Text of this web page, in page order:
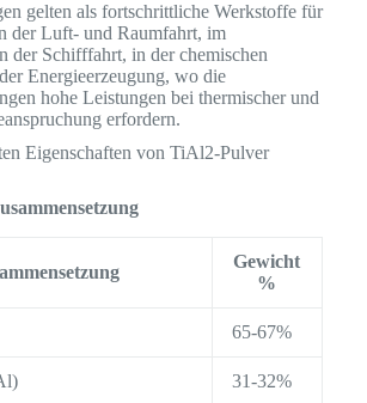
gelten als fortschrittliche Werkstoffe für
der Luft- und Raumfahrt, im
der Schifffahrt, in der chemischen
Energieerzeugung, wo die
hohe Leistungen bei thermischer und
erfordern.
Eigenschaften von TiAl2-Pulver
Gewicht
%
65-67%
31-32%